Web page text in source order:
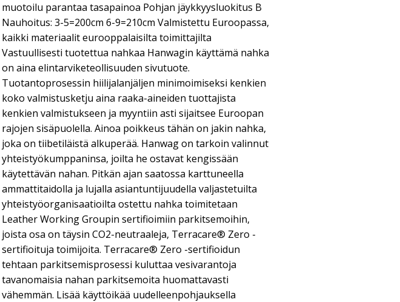
muotoilu parantaa tasapainoa Pohjan jäykkyysluokitus B
Nauhoitus: 3-5=200cm 6-9=210cm Valmistettu Euroopassa,
kaikki materiaalit eurooppalaisilta toimittajilta
Vastuullisesti tuotettua nahkaa Hanwagin käyttämä nahka
on aina elintarviketeollisuuden sivutuote.
Tuotantoprosessin hiilijalanjäljen minimoimiseksi kenkien
koko valmistusketju aina raaka-aineiden tuottajista
kenkien valmistukseen ja myyntiin asti sijaitsee Euroopan
rajojen sisäpuolella. Ainoa poikkeus tähän on jakin nahka,
joka on tiibetiläistä alkuperää. Hanwag on tarkoin valinnut
yhteistyökumppaninsa, joilta he ostavat kengissään
käytettävän nahan. Pitkän ajan saatossa karttuneella
ammattitaidolla ja lujalla asiantuntijuudella valjastetuilta
yhteistyöorganisaatioilta ostettu nahka toimitetaan
Leather Working Groupin sertifioimiin parkitsemoihin,
joista osa on täysin CO2-neutraaleja, Terracare® Zero -
sertifioituja toimijoita. Terracare® Zero -sertifioidun
tehtaan parkitsemisprosessi kuluttaa vesivarantoja
tavanomaisia nahan parkitsemoita huomattavasti
vähemmän. Lisää käyttöikää uudelleenpohjauksella